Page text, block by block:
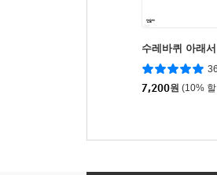
수레바퀴 아래서
7,200원 (10%